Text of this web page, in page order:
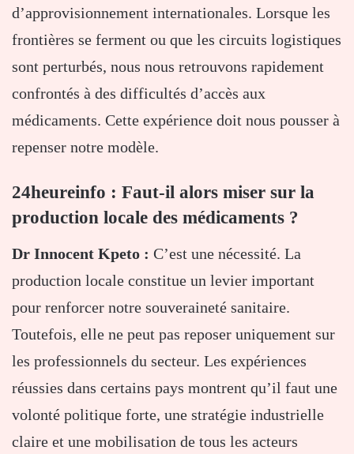
d’approvisionnement internationales. Lorsque les
frontières se ferment ou que les circuits logistiques
sont perturbés, nous nous retrouvons rapidement
confrontés à des difficultés d’accès aux
médicaments. Cette expérience doit nous pousser à
repenser notre modèle.
24heureinfo : Faut-il alors miser sur la
production locale des médicaments ?
Dr Innocent Kpeto : C’est une nécessité. La
production locale constitue un levier important
pour renforcer notre souveraineté sanitaire.
Toutefois, elle ne peut pas reposer uniquement sur
les professionnels du secteur. Les expériences
réussies dans certains pays montrent qu’il faut une
volonté politique forte, une stratégie industrielle
claire et une mobilisation de tous les acteurs